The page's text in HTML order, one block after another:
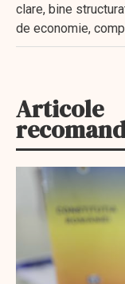
clare, bine
de economie,
Articole